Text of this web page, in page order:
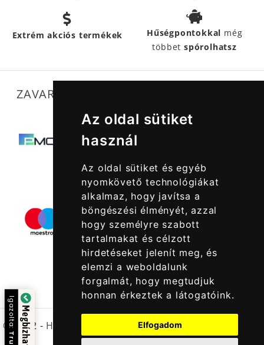
Az oldal sütiket
használ
Az oldal sütiket és egyéb
nyomkövető technológiákat
alkalmaz, hogy javítsa a
böngészési élményét, azzal
hogy személyre szabott
tartalmakat és célzott
hirdetéseket jelenít meg, és
elemzi a weboldalunk
forgalmát, hogy megtudjuk
honnan érkeztek a látogatóink.
Elfogadom
Extrém akciós termékek Hűségpontokkal még
többetspórolhatsz
ZAVARTALAN MŰKÖDÉSÜNKET SEGÍTIK
© 2022 - Halcatraz Kft.
Igazolta: